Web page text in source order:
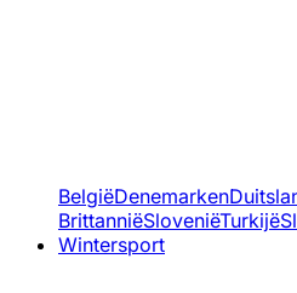
BelgiëDenemarken
BrittanniëSloveniëTurkijë
Wintersport